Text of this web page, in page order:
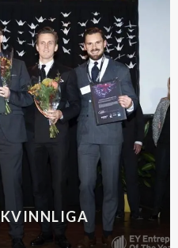
KVINNLIGA